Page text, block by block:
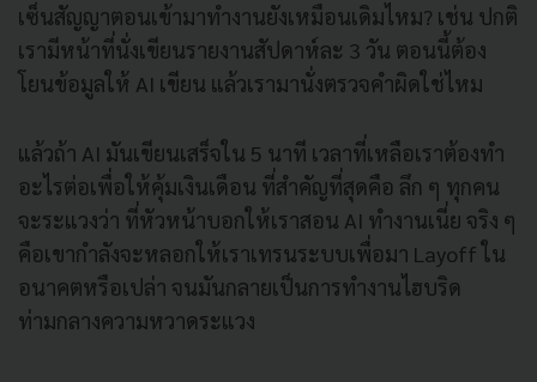
เซ็นสัญญาตอนเข้ามาทำงานยังเหมือนเดิมไหม? เช่น ปกติ
เรามีหน้าที่นั่งเขียนรายงานสัปดาห์ละ 3 วัน ตอนนี้ต้อง
โยนข้อมูลให้ AI เขียน แล้วเรามานั่งตรวจคำผิดใช่ไหม
แล้วถ้า AI มันเขียนเสร็จใน 5 นาที เวลาที่เหลือเราต้องทำ
อะไรต่อเพื่อให้คุ้มเงินเดือน ที่สำคัญที่สุดคือ ลึก ๆ ทุกคน
จะระแวงว่า ที่หัวหน้าบอกให้เราสอน AI ทำงานเนี่ย จริง ๆ
คือเขากำลังจะหลอกให้เราเทรนระบบเพื่อมา Layoff ใน
อนาคตหรือเปล่า จนมันกลายเป็นการทำงานไฮบริด
ท่ามกลางความหวาดระแวง